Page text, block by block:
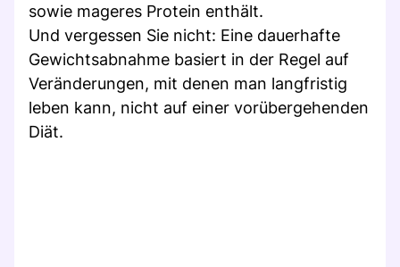
sowie mageres Protein enthält.
Und vergessen Sie nicht: Eine dauerhafte
Gewichtsabnahme basiert in der Regel auf
Veränderungen, mit denen man langfristig
leben kann, nicht auf einer vorübergehenden
Diät.